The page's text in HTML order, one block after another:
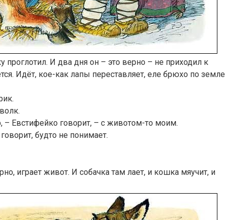
проглотил. И два дня он – это верно – не приходил к
Идёт, кое-как лапы переставляет, еле брюхо по земле
– Евстифейко говорит, – с животом-то моим.
будто не понимает.
играет живот. И собачка там лает, и кошка мяучит, и